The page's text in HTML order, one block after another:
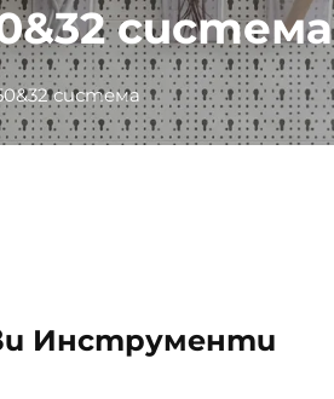
система
система
Инструменти